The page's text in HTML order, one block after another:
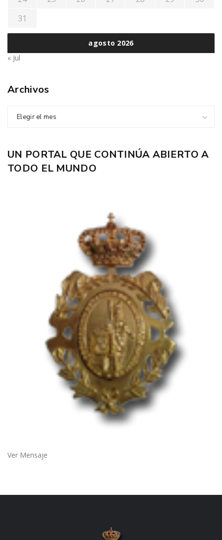
agosto 2026
31
« Jul
Archivos
Elegir el mes
UN PORTAL QUE CONTINÚA ABIERTO A
TODO EL MUNDO
Ver Mensaje